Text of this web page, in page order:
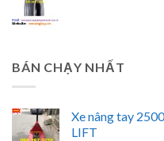
BÁN CHẠY NHẤT
Xe nâng tay
LIFT